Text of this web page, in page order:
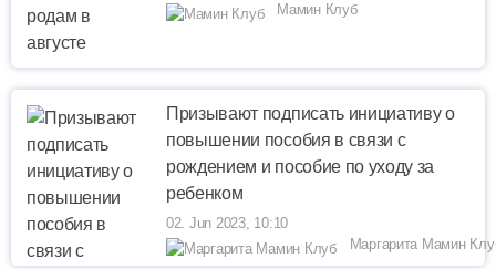
Мамин Клуб
Призывают подписать инициативу о
повышении пособия в связи с
рождением и пособие по уходу за
ребенком
02. Jun 2023, 10:10
Маргарита Мамин